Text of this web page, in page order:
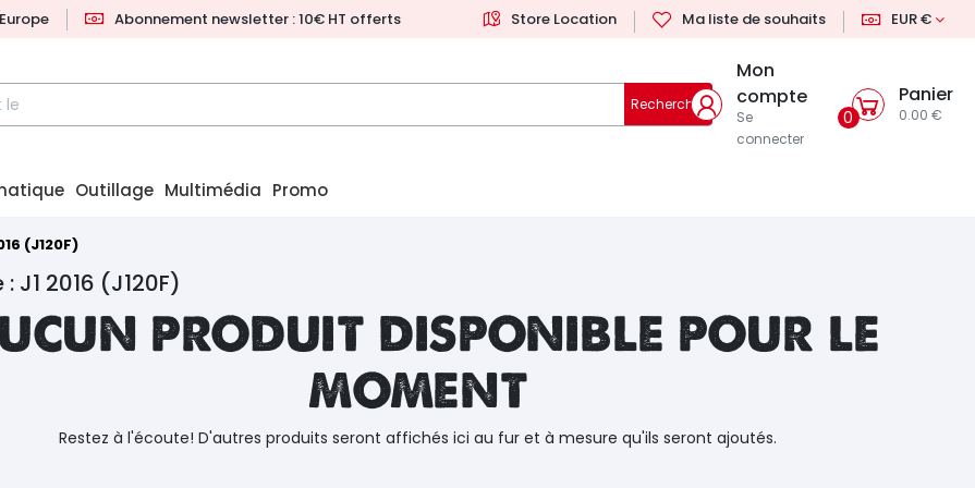
Abonnement newsletter : 10€ HT offerts Store Location Ma liste de souhaits EUR €
Rechercher
Mon
compte
Se
connecter
0
Panier
0.00 €
Outillage Multimédia Promo
(J120F)
J1 2016 (J120F)
produit disponible pour le
moment
Restez à l'écoute! D'autres produits seront affichés ici au fur et à mesure qu'ils seront ajoutés.